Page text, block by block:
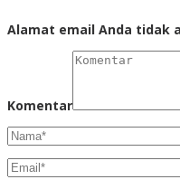
Alamat email Anda tidak
Komentar